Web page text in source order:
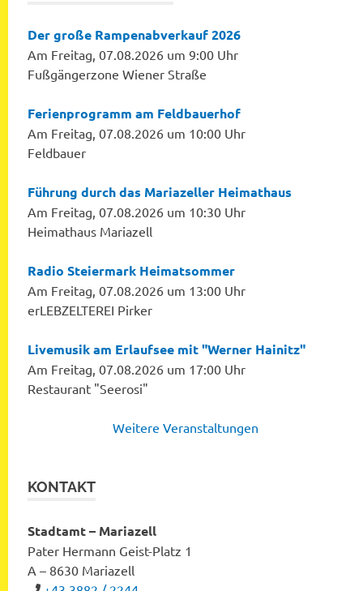
Der große Rampenabverkauf 2026
Am Freitag, 07.08.2026 um 9:00 Uhr
Fußgängerzone Wiener Straße
Ferienprogramm am Feldbauerhof
Am Freitag, 07.08.2026 um 10:00 Uhr
Feldbauer
Führung durch das Mariazeller Heimathaus
Am Freitag, 07.08.2026 um 10:30 Uhr
Heimathaus Mariazell
Radio Steiermark Heimatsommer
Am Freitag, 07.08.2026 um 13:00 Uhr
erLEBZELTEREI Pirker
Livemusik am Erlaufsee mit "Werner Hainitz"
Am Freitag, 07.08.2026 um 17:00 Uhr
Restaurant "Seerosi"
Weitere Veranstaltungen
KONTAKT
Stadtamt – Mariazell
Pater Hermann Geist-Platz 1
A – 8630 Mariazell